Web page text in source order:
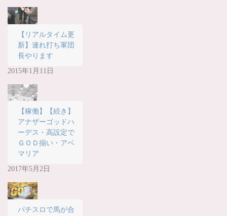
て
T
w
i
t
e
r
で
有
(
し
い
ウ
ン
ド
ウ
で
開
き
ま
す
共
有
す
る
に
ク
リ
だ
さ
い
(
新
し
い
す
)
【リアルタイム更
新】連れ打ち軍団
長やります
2015年1月11日
【稼働】【続き】
アナザーゴッドハ
ーデス・高設定で
ＧＯＤ揃い・アベ
マリア
2017年5月2日
パチスロで馬が合